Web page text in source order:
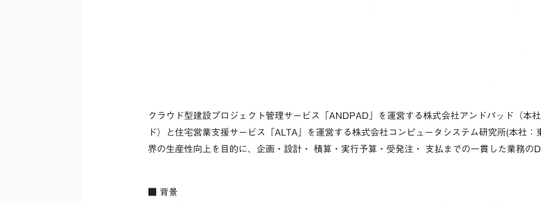
クラウド型建設プロジェクト管理サービス「ANDPAD」を運営する株式会社アンドパッド（本
ド）と住宅営業支援サービス「ALTA」を運営する株式会社コンピュータシステム研究所(本社
界の生産性向上を目的に、企画・設計・ 積算・実行予算・受発注・ 支払までの一貫した業務の
■ 背景